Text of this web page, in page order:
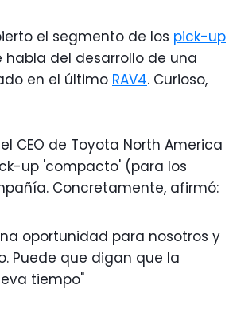
el segmento de los pick-up
habla del desarrollo de una
en el último RAV4. Curioso,
CEO de Toyota North America
up 'compacto' (para los
Concretamente, afirmó:
oportunidad para nosotros y
Puede que digan que la
tiempo"